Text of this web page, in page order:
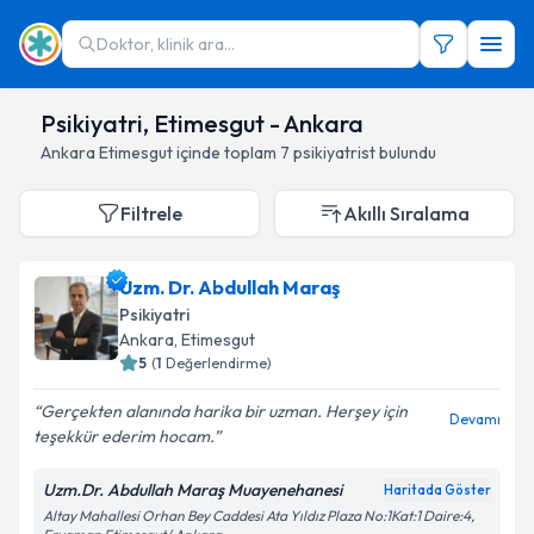
Doktor, klinik ara...
Psikiyatri, Etimesgut - Ankara
Ankara Etimesgutiçinde toplam 7 psikiyatristbulundu
Filtrele Akıllı Sıralama
Uzm. Dr. Abdullah Maraş
Psikiyatri
Ankara, Etimesgut
5 (1 Değerlendirme)
Gerçekten alanında harika bir uzman. Herşey için
teşekkür ederim hocam.
Devamı
Uzm.Dr. Abdullah Maraş Muayenehanesi Haritada Göster
Altay Mahallesi Orhan Bey Caddesi Ata Yıldız Plaza No:1Kat:1 Daire:4,